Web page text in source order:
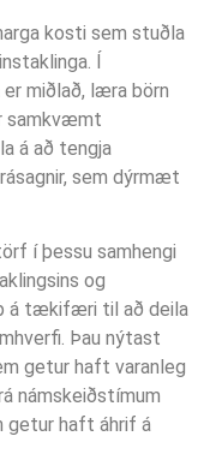
kosti sem stuðla
Í
er miðlað, læra börn
samkvæmt
á að tengja
sem dýrmæt
í þessu samhengi
og
á tækifæri til að deila
Þau nýtast
getur haft varanleg
námskeiðstímum
getur haft áhrif á